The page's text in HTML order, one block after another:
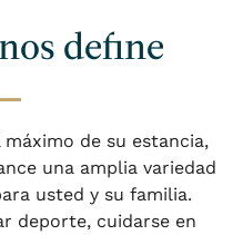
define
de su estancia,
una amplia variedad
usted y su familia.
deporte, cuidarse en